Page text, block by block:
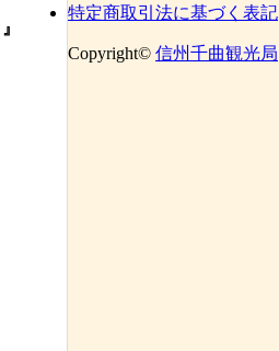
』
特定商取引法に基づく表記
Copyright© 信州千曲観光局